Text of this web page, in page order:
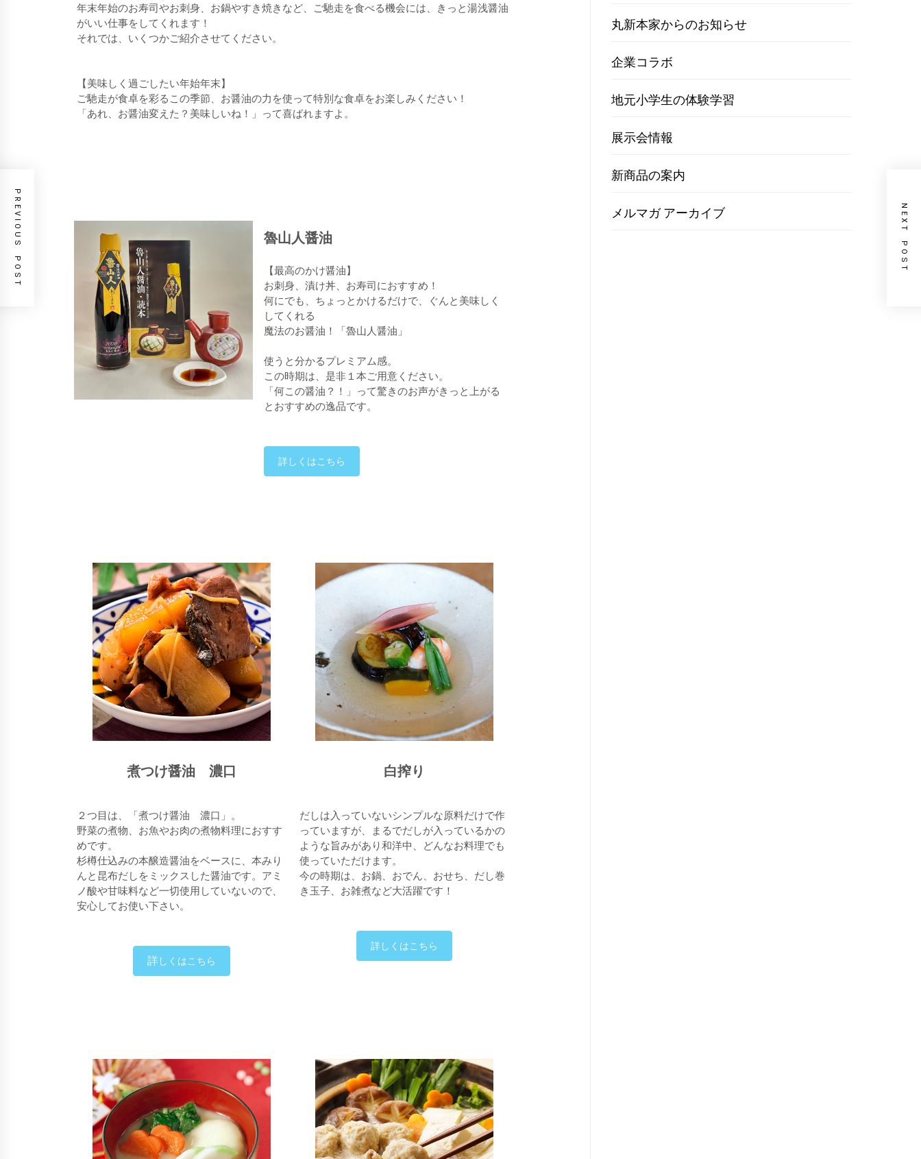
年末年始のお寿司やお刺身、お鍋やすき焼きなど、ご馳走を食べる機会には、きっと湯浅醤油
がいい仕事をしてくれます！
それでは、いくつかご紹介させてください。
【美味しく過ごしたい年始年末】
ご馳走が食卓を彩るこの季節、お醤油の力を使って特別な食卓をお楽しみください！
「あれ、お醤油変えた？美味しいね！」って喜ばれますよ。
魯山人醤油
【最高のかけ醤油】
お刺身、漬け丼、お寿司におすすめ！
何にでも、ちょっとかけるだけで、ぐんと美味しく
してくれる
魔法のお醤油！「魯山人醤油」
使うと分かるプレミアム感。
この時期は、是非１本ご用意ください。
「何この醤油？！」って驚きのお声がきっと上がる
とおすすめの逸品です。
詳しくはこちら
煮つけ醤油 濃口
２つ目は、「煮つけ醤油 濃口」。
野菜の煮物、お魚やお肉の煮物料理におすす
めです。
杉樽仕込みの本醸造醤油をベースに、本みり
んと昆布だしをミックスした醤油です。アミ
ノ酸や甘味料など一切使用していないので、
安心してお使い下さい。
詳しくはこちら
白搾り
だしは入っていないシンプルな原料だけで作
っていますが、まるでだしが入っているかの
ような旨みがあり和洋中、どんなお料理でも
使っていただけます。
今の時期は、お鍋、おでん、おせち、だし巻
き玉子、お雑煮など大活躍です！
詳しくはこちら
PREVIOUS POST NEXT POST
丸新本家からのお知らせ
企業コラボ
地元小学生の体験学習
展示会情報
新商品の案内
メルマガ アーカイブ